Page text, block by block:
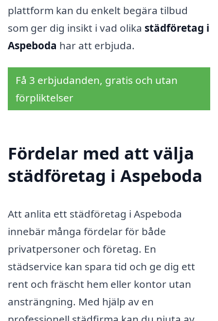
plattform kan du enkelt begära tilbud
som ger dig insikt i vad olika städföretag i
Aspeboda har att erbjuda.
Få 3 erbjudanden, gratis och utan
förpliktelser
Fördelar med att välja
städföretag i Aspeboda
Att anlita ett städföretag i Aspeboda
innebär många fördelar för både
privatpersoner och företag. En
städservice kan spara tid och ge dig ett
rent och fräscht hem eller kontor utan
ansträngning. Med hjälp av en